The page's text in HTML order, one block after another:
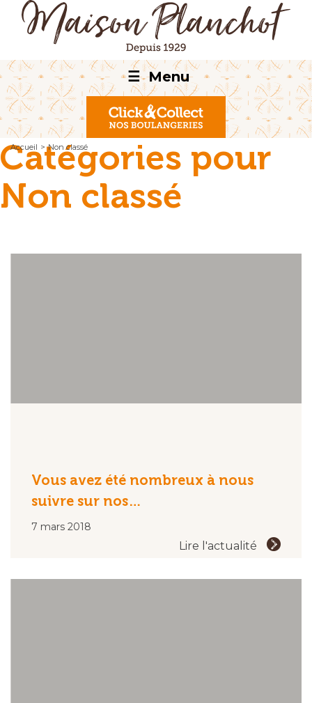
☰ Menu
Accueil > Non classé
Catégories pour
Non classé
Vous avez été nombreux à nous
suivre sur nos…
7 mars 2018
Lire l'actualité